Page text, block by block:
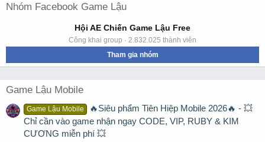
Nhóm Facebook Game Lậu
Hội AE Chiến Game Lậu Free
Công khai group · 2.832.025 thành viên
Tham gia nhóm
Game Lậu Mobile
Game Lậu Mobile
🔥Siêu phẩm Tiên Hiệp Mobile 2026🔥 - 💥
Chỉ cần vào game nhận ngay CODE, VIP, RUBY & KIM
CƯƠNG miễn phí 💥